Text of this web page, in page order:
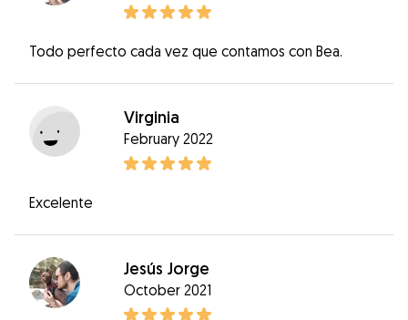
Todo perfecto cada vez que contamos con Bea.
Virginia
February 2022
Excelente
Jesús Jorge
October 2021